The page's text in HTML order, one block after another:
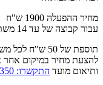
מחיר ההפעלה 1900 ש"ח
עבור קבוצה של עד 14 משתתפים ובין ראשל"צ לנתניה.
תוספת של 50 ש"ח לכל משתתפ/ת נוספ/ת
להצעת מחיר במיקום
ותיאום מועד התקשרו: 052-3668350